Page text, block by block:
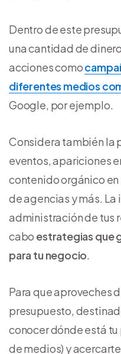
Dentro de este
una cantidad de
acciones como
diferentes medios
Google, por ejemplo.
Considera también la
eventos, apariciones
contenido orgánico
de agencias y más. La
administración de tus
cabo estrategias que
para tu negocio.
Para que aproveches
presupuesto,
conocer dónde está
de medios) y